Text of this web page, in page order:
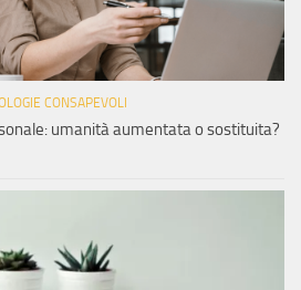
CONSAPEVOLI
umanità aumentata o sostituita?